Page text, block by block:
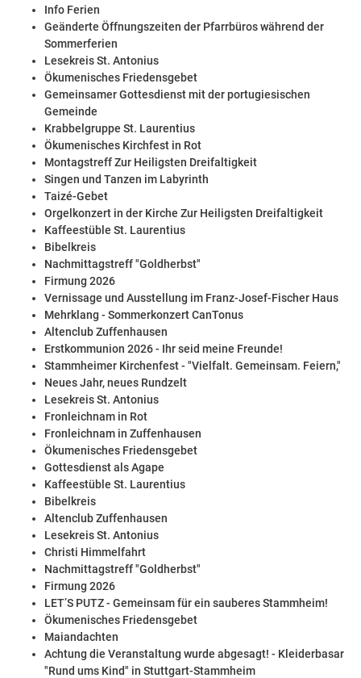
Info Ferien
Geänderte Öffnungszeiten der Pfarrbüros während der
Sommerferien
Lesekreis St. Antonius
Ökumenisches Friedensgebet
Gemeinsamer Gottesdienst mit der portugiesischen
Gemeinde
Krabbelgruppe St. Laurentius
Ökumenisches Kirchfest in Rot
Montagstreff Zur Heiligsten Dreifaltigkeit
Singen und Tanzen im Labyrinth
Taizé-Gebet
Orgelkonzert in der Kirche Zur Heiligsten Dreifaltigkeit
Kaffeestüble St. Laurentius
Bibelkreis
Nachmittagstreff "Goldherbst"
Firmung 2026
Vernissage und Ausstellung im Franz-Josef-Fischer Haus
Mehrklang - Sommerkonzert CanTonus
Altenclub Zuffenhausen
Erstkommunion 2026 - Ihr seid meine Freunde!
Stammheimer Kirchenfest - "Vielfalt. Gemeinsam. Feiern,"
Neues Jahr, neues Rundzelt
Lesekreis St. Antonius
Fronleichnam in Rot
Fronleichnam in Zuffenhausen
Ökumenisches Friedensgebet
Gottesdienst als Agape
Kaffeestüble St. Laurentius
Bibelkreis
Altenclub Zuffenhausen
Lesekreis St. Antonius
Christi Himmelfahrt
Nachmittagstreff "Goldherbst"
Firmung 2026
LET’S PUTZ - Gemeinsam für ein sauberes Stammheim!
Ökumenisches Friedensgebet
Maiandachten
Achtung die Veranstaltung wurde abgesagt! - Kleiderbasar
"Rund ums Kind" in Stuttgart-Stammheim